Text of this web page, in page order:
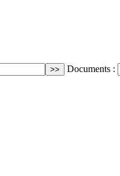
Documents :